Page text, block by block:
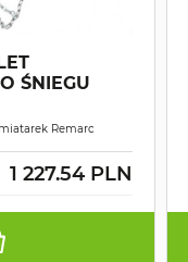
ŚNIEGU
Remarc
1 227.54 PLN